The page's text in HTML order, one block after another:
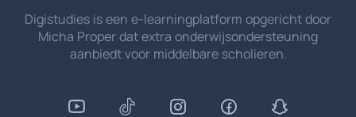
Digistudies is een e-learningplatform opgericht door
Micha Proper dat extra onderwijsondersteuning
aanbiedt voor middelbare scholieren.